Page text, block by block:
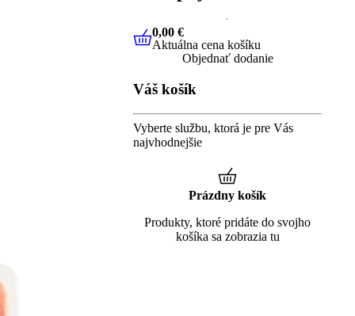
0,00 €Aktuálna cena košíku
0,00 €
Aktuálna cena košíku
Objednať dodanie
Váš košík
Vyberte službu, ktorá je pre Vás
najvhodnejšie
Prázdny košík
Produkty, ktoré pridáte do svojho
košíka sa zobrazia tu